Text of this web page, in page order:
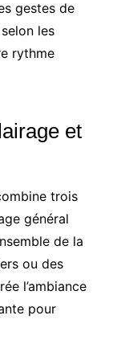
gestes de
les
rythme
et
trois
général
de la
ou des
l’ambiance
pour